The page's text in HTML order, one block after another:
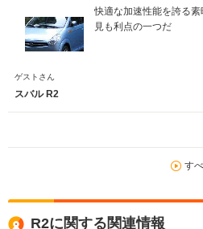
快適な加速性能を誇る
見も利点の一つだ
ゲストさん
スバル R2
す
R2に関する関連情報